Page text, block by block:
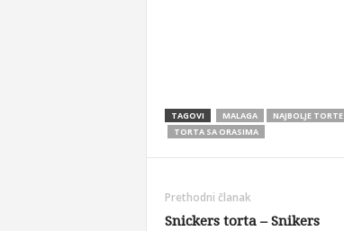
TAGOVI MALAGA NAJBOLJE TORTE
TORTA SA ORASIMA
Prethodni članak
Snickers torta – Snikers